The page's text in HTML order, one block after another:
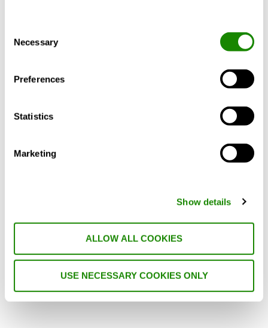
Selection
Necessary
Preferences
Statistics
Marketing
Show details
ALLOW ALL COOKIES
USE NECESSARY COOKIES ONLY
branschen.
Stort tack till alla deltagare och talare för
en inspirerande dag – och för ert
framåt.